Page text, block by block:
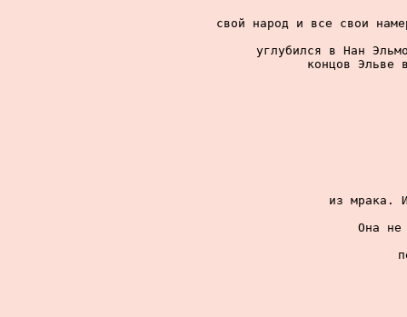
свой народ и все свои
углубился в Нан
концов Эльве
из мрака.
Она не